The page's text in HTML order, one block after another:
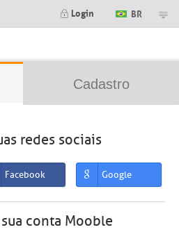
Login BR
Cadastro
redes sociais
Facebook Google
conta Mooble